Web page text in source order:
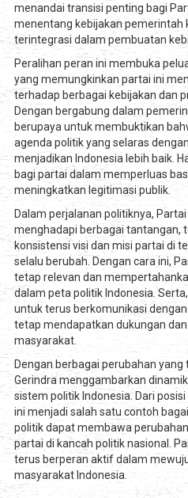
menandai transisi penting bagi
menentang kebijakan pemerintah
terintegrasi dalam pembuatan
Peralihan peran ini membuka
yang memungkinkan partai ini
terhadap berbagai kebijakan dan
Dengan bergabung dalam
berupaya untuk membuktikan
agenda politik yang selaras
menjadikan Indonesia lebih baik.
bagi partai dalam memperluas
meningkatkan legitimasi publik.
Dalam perjalanan politiknya,
menghadapi berbagai tantangan,
konsistensi visi dan misi partai di
selalu berubah. Dengan cara ini,
tetap relevan dan
dalam peta politik Indonesia.
untuk terus berkomunikasi
tetap mendapatkan dukungan
masyarakat.
Dengan berbagai perubahan
Gerindra menggambarkan
sistem politik Indonesia. Dari
ini menjadi salah satu contoh
politik dapat membawa
partai di kancah politik nasional.
terus berperan aktif dalam
masyarakat Indonesia.